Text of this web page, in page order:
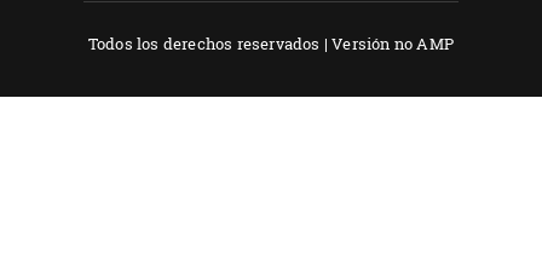
Todos los derechos reservados |Versión no AMP